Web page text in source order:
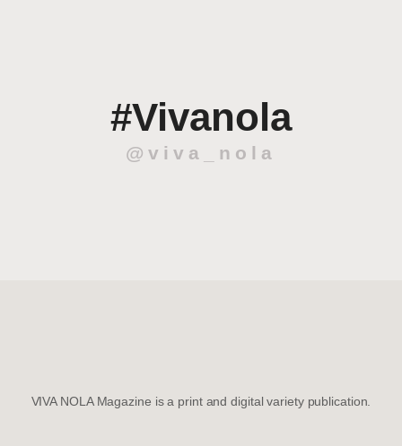
#Vivanola
@viva_nola
VIVA NOLA Magazine is a print and digital variety publication.